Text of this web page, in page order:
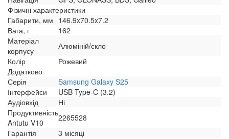
Фізичні характеристики
Габарити, мм 146.9x70.5x7.2
Вага, г
162
Матеріал
корпусу
Алюміній/скло
Колір
Рожевий
Додатково
Серія
Samsung Galaxy S25
Інтерфейси
USB Type-C (3.2)
Аудіовхід
Ні
Продуктивність
Antutu V10
2265528
Гарантія
3 місяці